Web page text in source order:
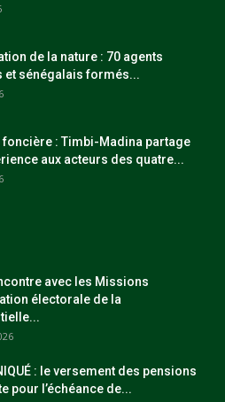
de la nature : 70 agents
et sénégalais formés...
foncière : Timbi-Madina partage
aux acteurs des quatre...
avec les Missions
électorale de la
: le versement des pensions
pour l’échéance de...